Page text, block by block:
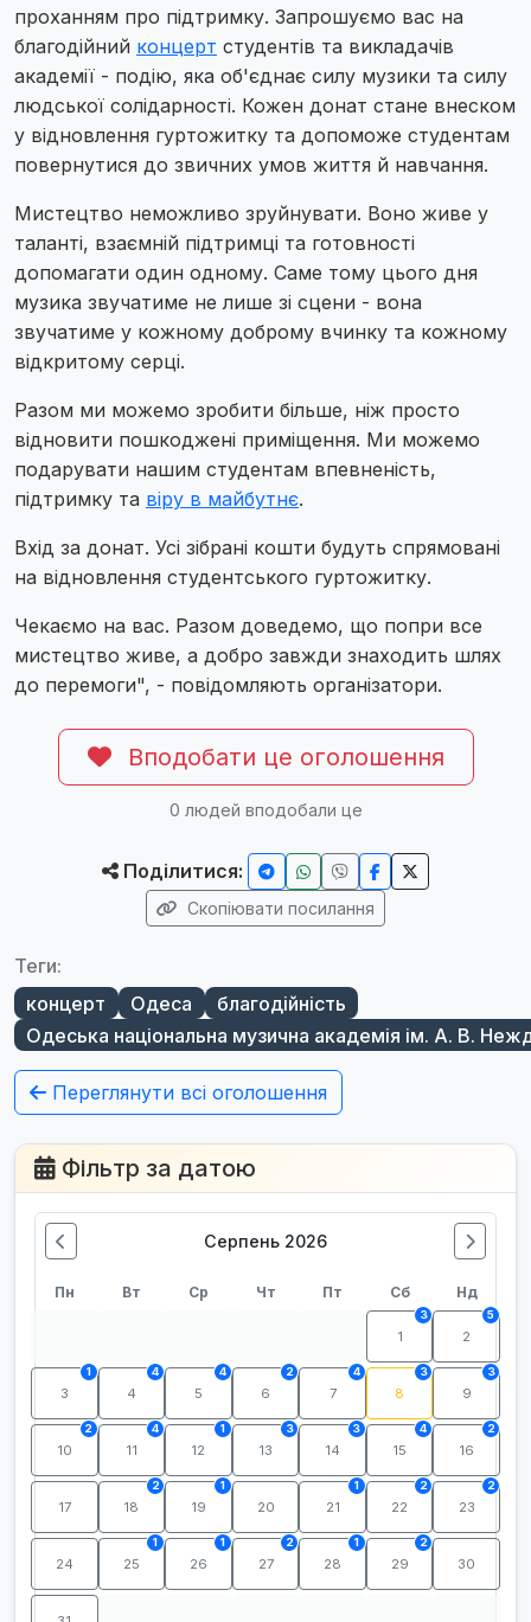
проханням про підтримку. Запрошуємо вас на
благодійний концерт студентів та викладачів
академії - подію, яка об'єднає силу музики та силу
людської солідарності. Кожен донат стане внеском
у відновлення гуртожитку та допоможе студентам
повернутися до звичних умов життя й навчання.
Мистецтво неможливо зруйнувати. Воно живе у
таланті, взаємній підтримці та готовності
допомагати один одному. Саме тому цього дня
музика звучатиме не лише зі сцени - вона
звучатиме у кожному доброму вчинку та кожному
відкритому серці.
Разом ми можемо зробити більше, ніж просто
відновити пошкоджені приміщення. Ми можемо
подарувати нашим студентам впевненість,
підтримку та віру в майбутнє.
Вхід за донат. Усі зібрані кошти будуть спрямовані
на відновлення студентського гуртожитку.
Чекаємо на вас. Разом доведемо, що попри все
мистецтво живе, а добро завжди знаходить шлях
до перемоги", - повідомляють організатори.
Вподобати це оголошення
0 людей вподобали це
Поділитися:
Скопіювати посилання
Теги:
концерт
Одеса
благодійність
Одеська національна музична академія ім. А. В.
Переглянути всі оголошення
Фільтр за датою
Серпень 2026
Пн Вт Ср Чт Пт Сб Нд
1
3
2
5
3
1
4
4
5
4
6
2
7
4
8
3
9
3
10
2
11
4
12
1
13
3
14
3
15
4
16
2
17 18
2
19
1
20 21
1
22
2
23
2
24 25
1
26
1
27
2
28
1
29
2
30